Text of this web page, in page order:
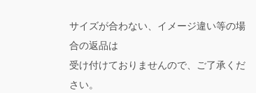
サイズが合わない、イメージ違い等の場
合の返品は
受け付けておりませんので、ご了承くだ
さい。